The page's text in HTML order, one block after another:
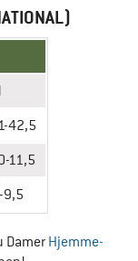
42,5
11,5
9,5
Damer Hjemme-